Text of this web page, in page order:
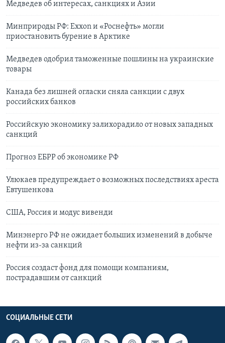
Медведев об интересах, санкциях и Азии
Минприроды РФ: Exxon и «Роснефть» могли
приостановить бурение в Арктике
Медведев одобрил таможенные пошлины на украинские
товары
Канада без лишней огласки сняла санкции с двух
российских банков
Российскую экономику залихорадило от новых западных
санкций
Прогноз ЕБРР об экономике РФ
Улюкаев предупреждает о возможных последствиях ареста
Евтушенкова
США, Россия и модус вивенди
Минэнерго РФ не ожидает больших изменений в добыче
нефти из-за санкций
Россия создаст фонд для помощи компаниям,
пострадавшим от санкций
СОЦИАЛЬНЫЕ СЕТИ